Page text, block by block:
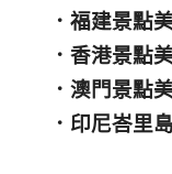
．福建景點
．香港景點
．澳門景點
． 印尼峇里